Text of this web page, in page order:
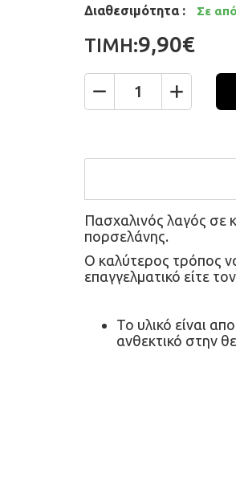
Διαθεσιμότητα : Σε
ΤΙΜΗ:9,90€
Πασχαλινός λαγός σε
πορσελάνης.
Ο καλύτερος τρόπος
επαγγελματικό είτε
Το υλικό είναι
ανθεκτικό στην